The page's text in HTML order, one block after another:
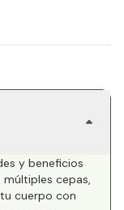
y beneficios
cepas,
cuerpo con